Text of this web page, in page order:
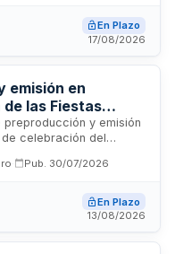
fibra óptica, y
cumplimiento del
seguridad de redes.
En Plazo
17/08/2026
emisión en
las Fiestas
de Aranda dey emisión
celebración del
del
servicio incluye
entrega de copias en
ejercicio 2026 con
Pub. 30/07/2026
En Plazo
13/08/2026